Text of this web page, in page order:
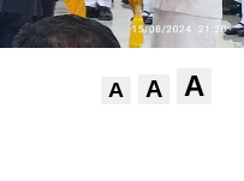
A A A